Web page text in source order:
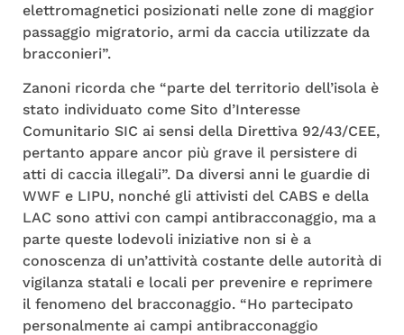
elettromagnetici posizionati nelle zone di maggior
passaggio migratorio, armi da caccia utilizzate da
bracconieri”.
Zanoni ricorda che “parte del territorio dell’isola è
stato individuato come Sito d’Interesse
Comunitario SIC ai sensi della Direttiva 92/43/CEE,
pertanto appare ancor più grave il persistere di
atti di caccia illegali”. Da diversi anni le guardie di
WWF e LIPU, nonché gli attivisti del CABS e della
LAC sono attivi con campi antibracconaggio, ma a
parte queste lodevoli iniziative non si è a
conoscenza di un’attività costante delle autorità di
vigilanza statali e locali per prevenire e reprimere
il fenomeno del bracconaggio. “Ho partecipato
personalmente ai campi antibracconaggio